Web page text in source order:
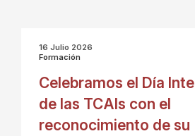
16 Julio 2026
Formación
Celebramos el Día
de las TCAIs con el
reconocimiento de su